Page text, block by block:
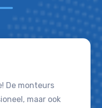
De monteurs
maar ook